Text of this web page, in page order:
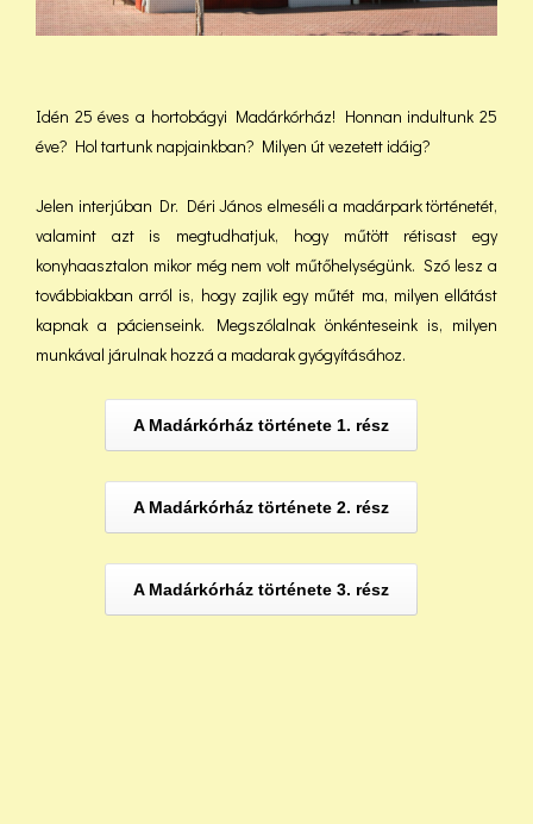
Idén 25 éves a hortobágyi Madárkórház! Honnan indultunk 25
éve? Hol tartunk napjainkban? Milyen út vezetett idáig?
Jelen interjúban Dr. Déri János elmeséli a madárpark történetét,
valamint azt is megtudhatjuk, hogy műtött rétisast egy
konyhaasztalon mikor még nem volt műtőhelységünk. Szó lesz a
továbbiakban arról is, hogy zajlik egy műtét ma, milyen ellátást
kapnak a pácienseink. Megszólalnak önkénteseink is, milyen
munkával járulnak hozzá a madarak gyógyításához.
A Madárkórház története 1. rész
A Madárkórház története 2. rész
A Madárkórház története 3. rész